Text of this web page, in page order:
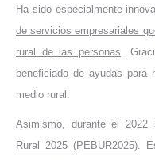
Ha sido especialmente
de servicios empresariales
rural de las personas.
beneficiado de ayudas
medio rural.
Asimismo, durante el 2022
Rural 2025 (PEBUR2025).